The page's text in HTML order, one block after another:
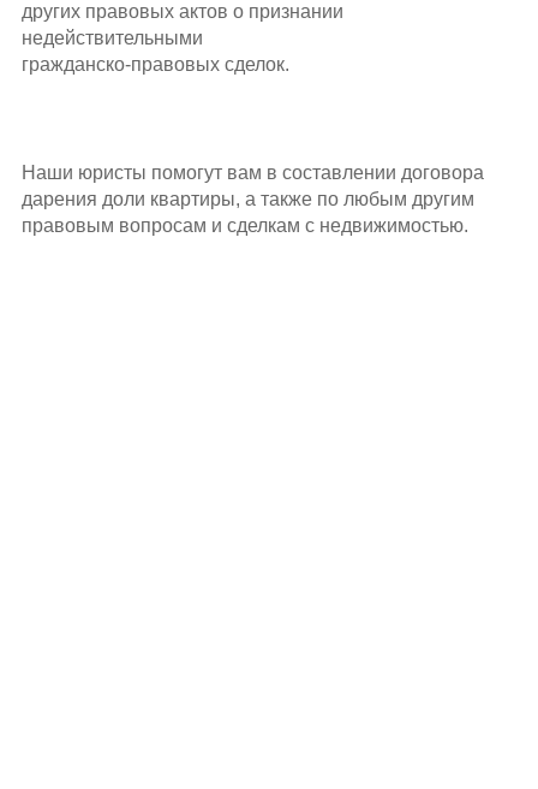
других правовых актов о признании
недействительными
гражданско-правовыхсделок.
Наши юристы помогут вам в составлении договора
дарения доли квартиры, а также по любым другим
правовым вопросам и сделкам с недвижимостью.